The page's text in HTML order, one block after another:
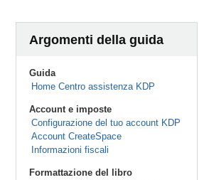
Argomenti della guida
Guida
Home Centro assistenza KDP
Account e imposte
Configurazione del tuo account KDP
Account CreateSpace
Informazioni fiscali
Formattazione del libro